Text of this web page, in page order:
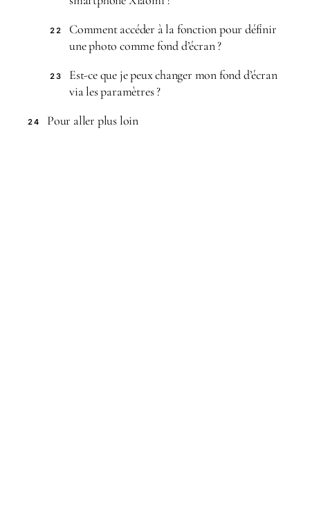
22
Comment accéder à la fonction pour définir
une photo comme fond d’écran ?
23
Est-ce que je peux changer mon fond d’écran
via les paramètres ?
24 Pour aller plus loin